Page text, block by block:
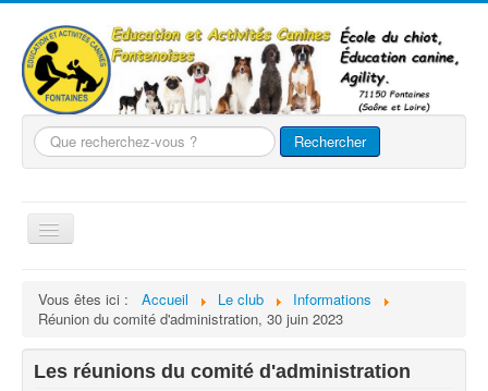
Que
recherchez-
vous
Rechercher
Basculer
la
Le club
Vous êtes ici : Accueil Le club
Informations
Réunion du comité d'administration, 30 juin 2023
Les réunions du comité d'administration